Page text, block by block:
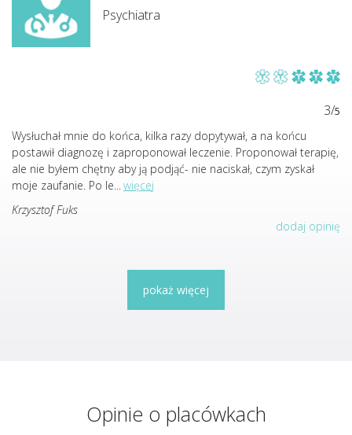
Psychiatra
3/5
Wysłuchał mnie do końca, kilka razy dopytywał, a na końcu
postawił diagnozę i zaproponował leczenie. Proponował terapię,
ale nie byłem chętny aby ją podjąć- nie naciskał, czym zyskał
moje zaufanie. Po le
więcej
Krzysztof Fuks
dodaj opinię
pokaż więcej
Opinie o placówkach